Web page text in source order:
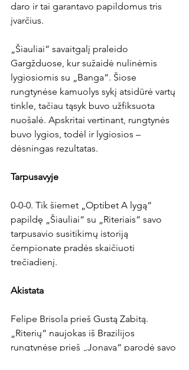
daro ir tai garantavo papildomus tris
įvarčius.
„Šiauliai“ savaitgalį praleido
Gargžduose, kur sužaidė nulinėmis
lygiosiomis su „Banga“. Šiose
rungtynėse kamuolys sykį atsidūrė vartų
tinkle, tačiau tąsyk buvo užfiksuota
nuošalė. Apskritai vertinant, rungtynės
buvo lygios, todėl ir lygiosios –
dėsningas rezultatas.
Tarpusavyje
0-0-0. Tik šiemet „Optibet A lygą“
papildę „Šiauliai“ su „Riteriais“ savo
tarpusavio susitikimų istoriją
čempionate pradės skaičiuoti
trečiadienį.
Akistata
Felipe Brisola prieš Gustą Zabitą.
„Riterių“ naujokas iš Brazilijos
rungtynėse prieš „Jonavą“ parodė savo